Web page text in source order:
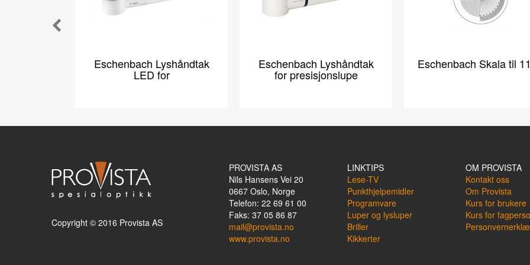
Eschenbach Lyshåndtak
LED for
Eschenbach Lyshåndtak
for presisjonslupe
Eschenbach Skala til
Copyright © 2016 Provista AS
PROVISTA AS
Nils Hansens Vei 20
0667 Oslo, Norge
Telefon: 22 69 61 00
Faks: 37 05 86 87
mail@provista.no
www.provista.no
LINKTIPS
Lese-TV
Punkthjelpemidler
Programvare
Luper og lysluper
Briller
Kikkerter
OM PROVISTA
Kontakt oss
Om Provista
Kurs for brukere
Kurs for